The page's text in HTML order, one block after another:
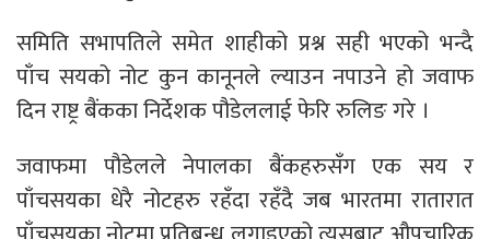
समिति सभापतिले समेत शाहीको प्रश्न सही भएको भन्दै
पाँच सयको नोट कुन कानूनले ल्याउन नपाउने हो जवाफ
दिन राष्ट्र बैंकका निर्देशक पौडेललाई फेरि रुलिङ गरे ।
जवाफमा पौडेलले नेपालका बैंकहरुसँग एक सय र
पाँचसयका धेरै नोटहरु रहँदा रहँदै जब भारतमा रातारात